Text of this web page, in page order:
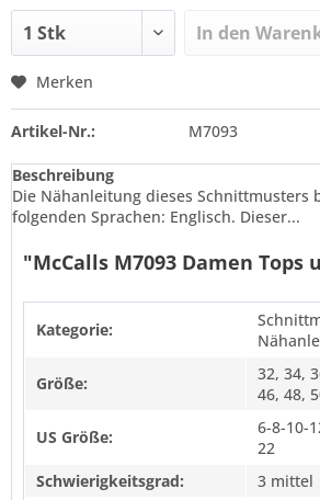
In den
Merken
Artikel-Nr.: M7093
Beschreibung
Die Nähanleitung dieses Schnittmusters
folgenden Sprachen: Englisch. Dieser...
"McCalls M7093 Damen Tops
Kategorie:
Größe:
32, 34,
46, 48,
US Größe:
6-8-10-
22
Schwierigkeitsgrad:
3 mittel